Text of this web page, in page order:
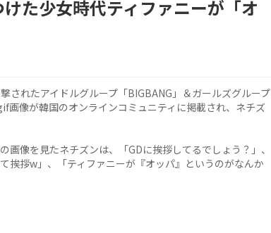
た少女時代ティファニーが「オ
されたアイドルグループ「BIGBANG」＆ガールズグループ
画像が韓国のオンラインコミュニティに掲載され、ネチズ
像を見たネチズンは、「GDに挨拶してるでしょう？」、
挨拶w」、「ティファニーが『オッパ』というのがなんか